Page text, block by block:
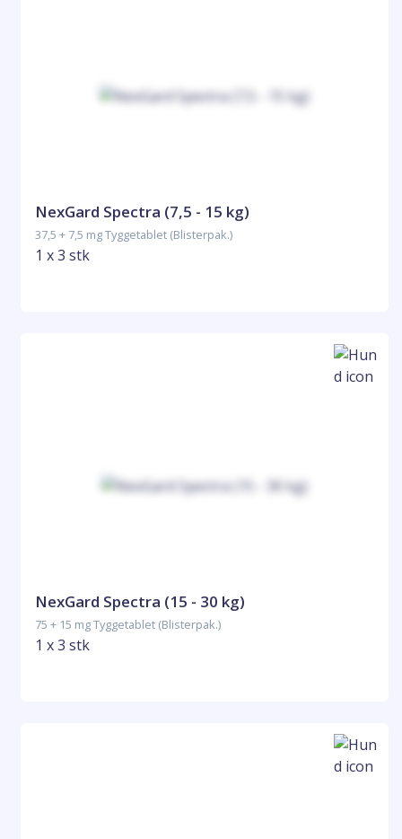
NexGard Spectra (7,5 - 15 kg)
37,5 + 7,5 mg Tyggetablet (Blisterpak.)
1 x 3 stk
NexGard Spectra (15 - 30 kg)
75 + 15 mg Tyggetablet (Blisterpak.)
1 x 3 stk